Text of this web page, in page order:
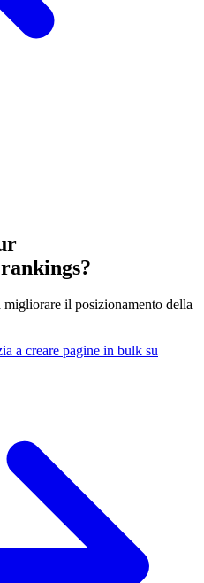
il posizionamento della
a creare pagine in bulk su